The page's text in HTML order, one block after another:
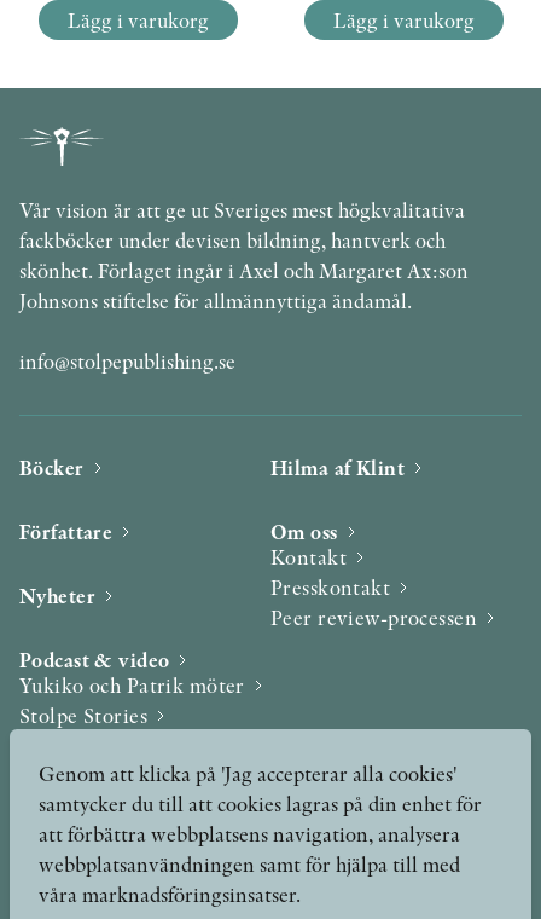
Lägg i varukorg Lägg i varukorg
Vår vision är att ge ut Sveriges mest högkvalitativa
fackböcker under devisen bildning, hantverk och
skönhet. Förlaget ingår i Axel och Margaret Ax:son
Johnsons stiftelse för allmännyttiga ändamål.
info@stolpepublishing.se
Böcker
Författare
Nyheter
Podcast & video
Yukiko och Patrik möter
Stolpe Stories
Utmärkelser & Format
Utmärkelser
Övriga format
Hilma af Klint
Om oss
Kontakt
Presskontakt
Peer review-processen
Genom att klicka på 'Jag accepterar alla cookies'
samtycker du till att cookies lagras på din enhet för
att förbättra webbplatsens navigation, analysera
webbplatsanvändningen samt för hjälpa till med
våra marknadsföringsinsatser.